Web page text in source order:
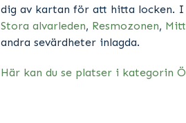
dig av kartan för att hitta locken. I
Stora alvarleden, Resmozonen,
andra sevärdheter inlagda.
Här kan du se platser i kategorin